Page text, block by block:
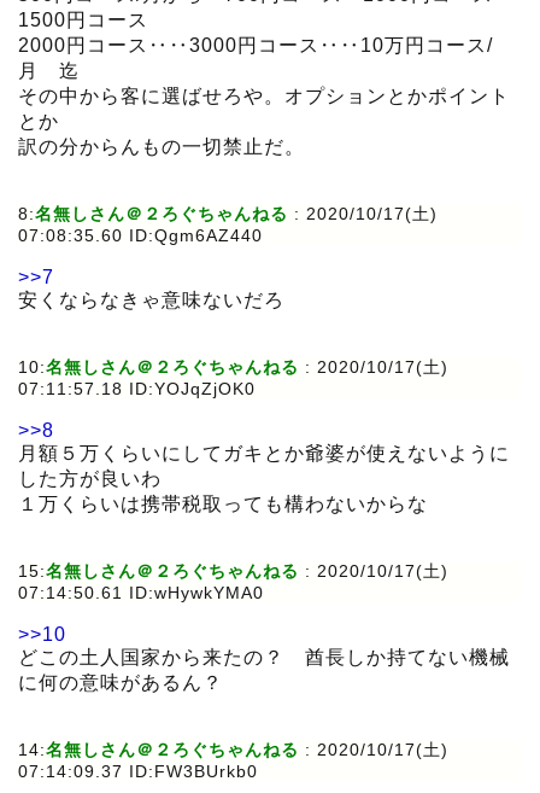
1500円コース
2000円コース‥‥3000円コース‥‥10万円コース/
月 迄
その中から客に選ばせろや。オプションとかポイント
とか
訳の分からんもの一切禁止だ。
8:名無しさん＠２ろぐちゃんねる : 2020/10/17(土)
07:08:35.60 ID:Qgm6AZ440
>>7
安くならなきゃ意味ないだろ
10:名無しさん＠２ろぐちゃんねる : 2020/10/17(土)
07:11:57.18 ID:YOJqZjOK0
>>8
月額５万くらいにしてガキとか爺婆が使えないように
した方が良いわ
１万くらいは携帯税取っても構わないからな
15:名無しさん＠２ろぐちゃんねる : 2020/10/17(土)
07:14:50.61 ID:wHywkYMA0
>>10
どこの土人国家から来たの？ 酋長しか持てない機械
に何の意味があるん？
14:名無しさん＠２ろぐちゃんねる : 2020/10/17(土)
07:14:09.37 ID:FW3BUrkb0